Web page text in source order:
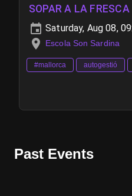
SOPAR A LA
Saturday, Aug 08,
Escola Son Sardina
#mallorca autogestió
Past Events